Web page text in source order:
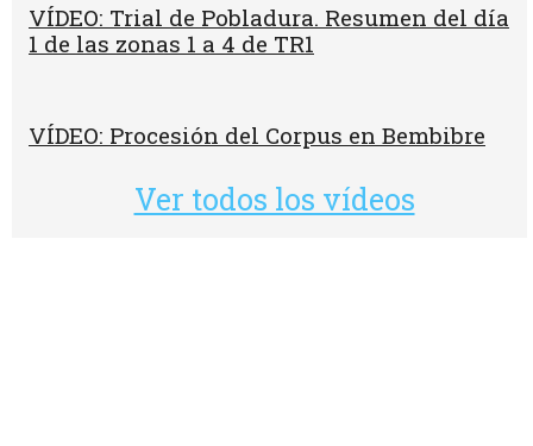
VÍDEO: Trial de Pobladura. Resumen del día
1 de las zonas 1 a 4 de TR1
VÍDEO: Procesión del Corpus en Bembibre
Ver todos los vídeos